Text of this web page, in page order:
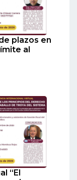
plazos en
al
“El